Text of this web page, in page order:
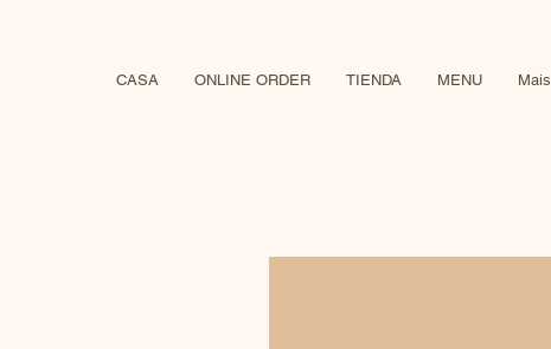
CASA ONLINE ORDER TIENDA MENU Mais